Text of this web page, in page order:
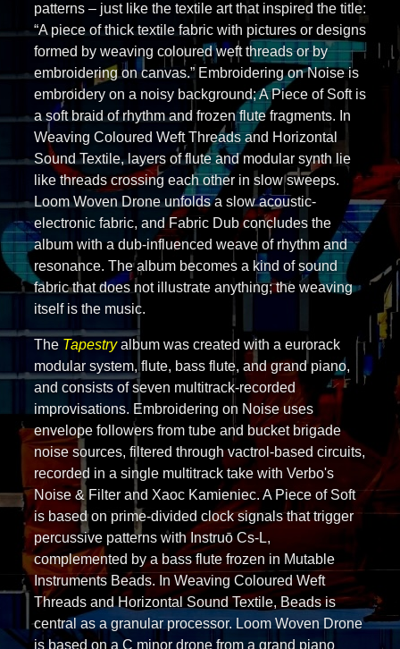
patterns – just like the textile art that inspired the title:
“A piece of thick textile fabric with pictures or designs
formed by weaving coloured weft threads or by
embroidering on canvas.” Embroidering on Noise is
embroidery on a noisy background; A Piece of Soft is
a soft braid of rhythm and frozen flute fragments. In
Weaving Coloured Weft Threads and Horizontal
Sound Textile, layers of flute and modular synth lie
like threads crossing each other in slow sweeps.
Loom Woven Drone unfolds a slow acoustic-
electronic fabric, and Fabric Dub concludes the
album with a dub-influenced weave of rhythm and
resonance. The album becomes a kind of sound
fabric that does not illustrate anything; the weaving
itself is the music.
The Tapestryalbum was created with a eurorack
modular system, flute, bass flute, and grand piano,
and consists of seven multitrack-recorded
improvisations. Embroidering on Noise uses
envelope followers from tube and bucket brigade
noise sources, filtered through vactrol-based circuits,
recorded in a single multitrack take with Verbo's
Noise & Filter and Xaoc Kamieniec. A Piece of Soft
is based on prime-divided clock signals that trigger
percussive patterns with Instruō Cs-L,
complemented by a bass flute frozen in Mutable
Instruments Beads. In Weaving Coloured Weft
Threads and Horizontal Sound Textile, Beads is
central as a granular processor. Loom Woven Drone
is based on a C minor drone from a grand piano